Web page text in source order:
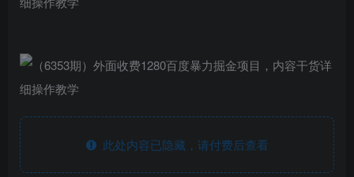
此处内容已隐藏，请付费后查看